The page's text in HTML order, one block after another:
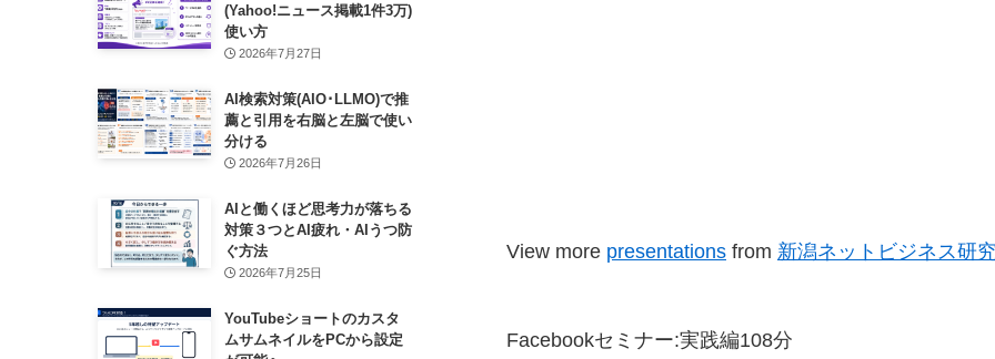
View more presentations from 新潟ネットビジネス研
Facebookセミナー:実践編108分
(Yahoo!ニュース掲載1件3万)
使い方
2026年7月27日
AI検索対策(AIO･LLMO)で推
薦と引用を右脳と左脳で使い
分ける
2026年7月26日
AIと働くほど思考力が落ちる
対策３つとAI疲れ・AIうつ防
ぐ方法
2026年7月25日
YouTubeショートのカスタ
ムサムネイルをPCから設定